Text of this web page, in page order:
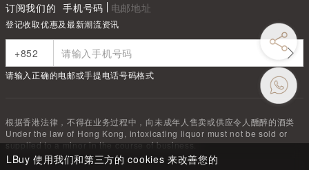
LBuy 使用我们和第三方的 cookies 来改善您的
订阅我们的 手机号码 电邮地址
登记收取优惠及最新潮流资讯
请输入正确的电邮或手提电话号码格式
根据香港法律，不得在业务过程中，向未成年人售卖或供应令人醺醉的酒类
Under the law of Hong Kong, intoxicating liquor must not be sold or
supplied to a minor in the course of business.